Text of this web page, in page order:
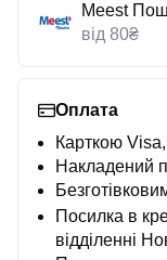
Meest
від 80₴
Оплата
Карткою
Накладений
Посилка в
відділенні